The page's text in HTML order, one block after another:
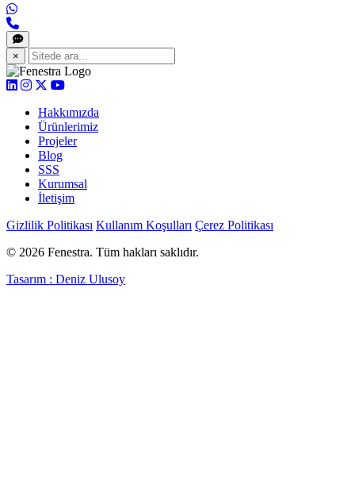
×
Hakkımızda
Ürünlerimiz
Projeler
Blog
SSS
Kurumsal
İletişim
Gizlilik Politikası Kullanım Koşulları Çerez Politikası
© 2026 Fenestra. Tüm hakları saklıdır.
Tasarım : Deniz Ulusoy